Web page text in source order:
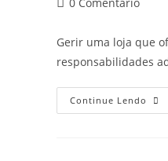
Gerir uma loja que
responsabilidades
Continue Lendo